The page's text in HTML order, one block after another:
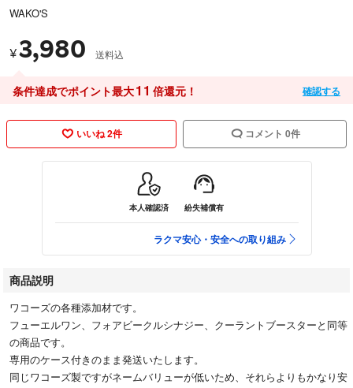
WAKO'S
¥3,980 送料込
条件達成でポイント最大11 倍還元！ 確認する
いいね 2件 コメント 0件
本人確認済 紛失補償有
ラクマ安心・安全への取り組み
商品説明
ワコーズの各種添加材です。
フューエルワン、フォアビークルシナジー、クーラントブースターと同等
の商品です。
専用のケース付きのまま発送いたします。
同じワコーズ製ですがネームバリューが低いため、それらよりもかなり安